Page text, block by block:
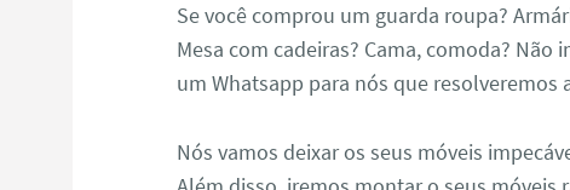
Se você comprou um guarda roupa?
Mesa com cadeiras? Cama, comoda?
um Whatsapp para nós que resolveremos
Nós vamos deixar os seus móveis